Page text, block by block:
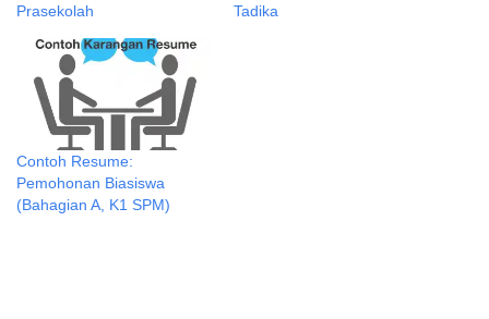
Prasekolah
Tadika
Contoh Resume:
Pemohonan Biasiswa
(Bahagian A, K1 SPM)